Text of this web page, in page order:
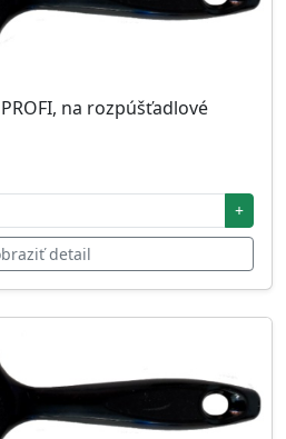
na rozpúšťadlové
+
detail